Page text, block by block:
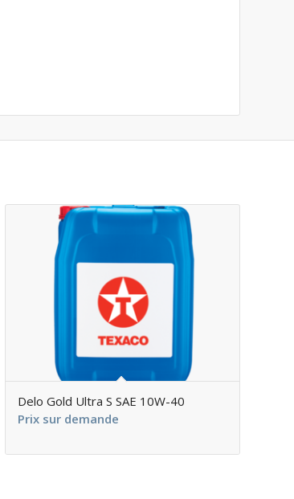
Delo Gold Ultra S SAE 10W-40
Prix sur demande